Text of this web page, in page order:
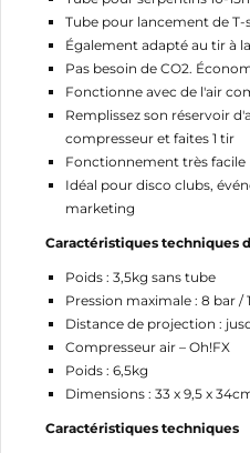
Tube pour lancement de T-
Également adapté au tir à
Pas besoin de CO2.
Fonctionne avec de l'air
Remplissez son réservoir
compresseur et faites 1 tir
Fonctionnement très facile
Idéal pour disco clubs,
marketing
Caractéristiques techniques
Poids : 3,5kg sans tube
Pression maximale : 8 bar /
Distance de projection :
Compresseur air – Oh!FX
Poids : 6,5kg
Dimensions : 33 x 9,5 x
Caractéristiques techniques